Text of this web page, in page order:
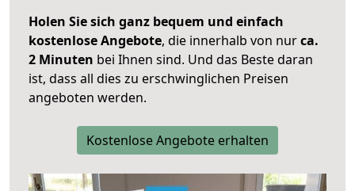
Holen Sie sich ganz bequem und einfach
kostenlose Angebote, die innerhalb von nurca.
2 Minuten bei Ihnen sind. Und das Beste daran
ist, dass all dies zu erschwinglichen Preisen
angeboten werden.
Kostenlose Angebote erhalten